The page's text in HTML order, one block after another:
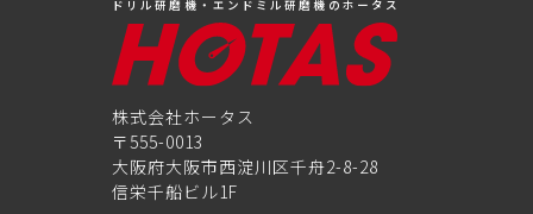
ドリル研磨機・エンドミル研磨機のホータス
株式会社ホータス
〒555-0013
大阪府大阪市西淀川区千舟2-8-28
信栄千船ビル1F